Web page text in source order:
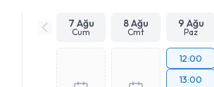
7 Ağu
Cum
8 Ağu
Cmt
9 Ağu
Paz
12:00
13:00